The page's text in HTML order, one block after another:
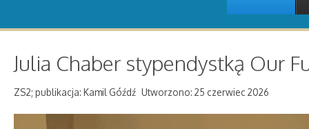
Julia Chaber stypendystką Our
ZS2; publikacja: Kamil Góźdź Utworzono: 25 czerwiec 2026